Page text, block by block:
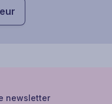
newsletter